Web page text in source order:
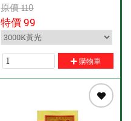
原價110
特價99
購物車